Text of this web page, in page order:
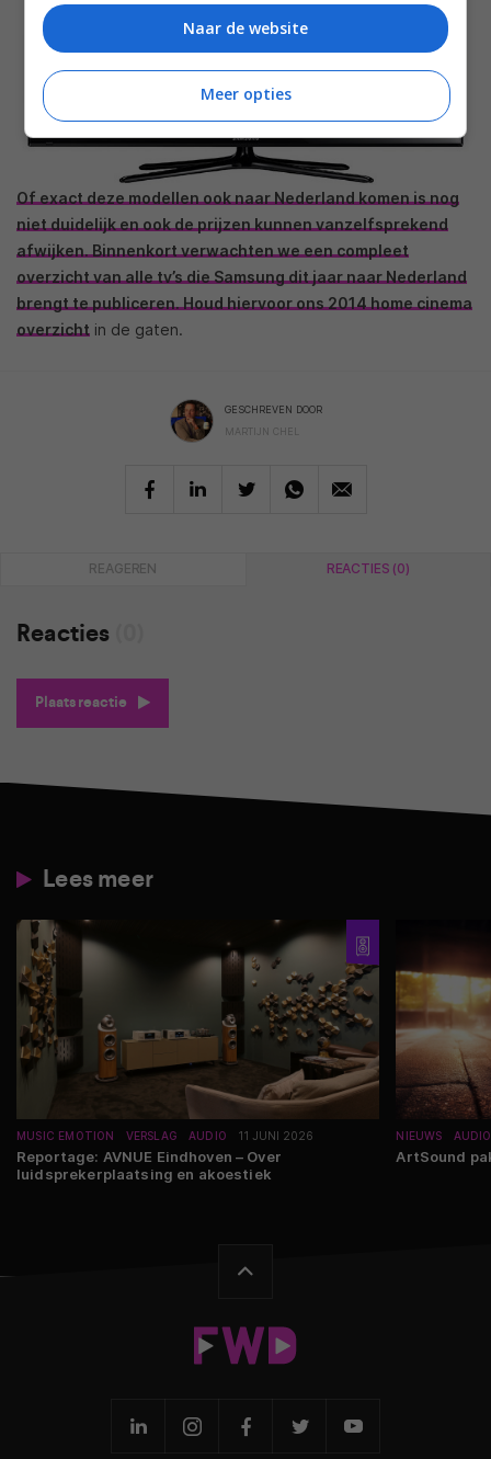
Of exact deze modellen ook naar Nederland komen is nog
niet duidelijk en ook de prijzen kunnen vanzelfsprekend
afwijken. Binnenkort verwachten we een compleet
overzicht van alle tv’s die Samsung dit jaar naar Nederland
brengt te publiceren. Houd hiervoor ons2014 home cinema
overzicht in de gaten.
GESCHREVEN DOOR
MARTIJN CHEL
REAGEREN REACTIES (0)
Reacties
Plaats reactie
Lees meer
MUSIC EMOTION VERSLAG AUDIO 11 JUNI 2026
Reportage: AVNUE Eindhoven – Over
luidsprekerplaatsing en akoestiek
NIEUWS AUDIO
ArtSound
Naar de website
Meer opties